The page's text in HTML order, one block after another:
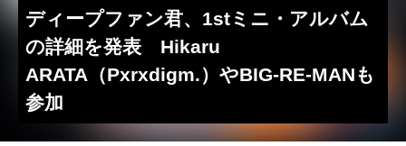
ディープファン君、1stミニ・アルバム
の詳細を発表 Hikaru
ARATA（Pxrxdigm.）やBIG-RE-MANも
参加